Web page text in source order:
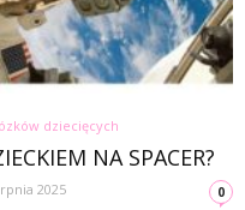
dziecięcych
NA SPACER?
2025 0